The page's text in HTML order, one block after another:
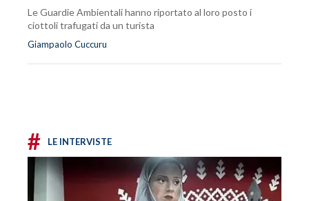
Le Guardie Ambientali hanno riportato al loro posto i
ciottoli trafugati da un turista
Giampaolo Cuccuru
# LE INTERVISTE